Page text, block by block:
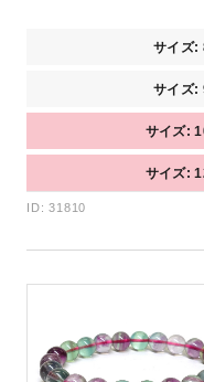
サイズ:
サイズ:
サイズ:
サイズ:
ID: 31810